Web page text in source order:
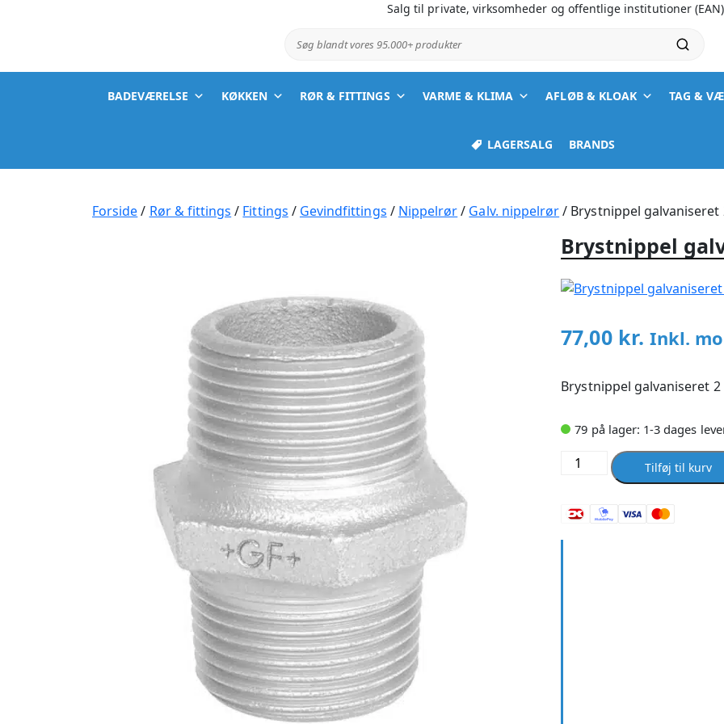
Salg til private, virksomheder og offentlige institutioner (EAN)
Søg blandt vores 95.000+ produkter
BADEVÆRELSE KØKKEN RØR & FITTINGS VARME & KLIMA AFLØB & KLOAK TAG &
LAGERSALG BRANDS
Forside/ Rør & fittings / Fittings / Gevindfittings / Nippelrør/ Galv. nippelrør/ Brystnippel galvaniseret
Brystnippel
77,00 kr. Inkl.
Brystnippel galvaniseret 2
79 på lager: 1-3 dages
Brystnippel
galvaniseret
antal
Tilføj til kurv